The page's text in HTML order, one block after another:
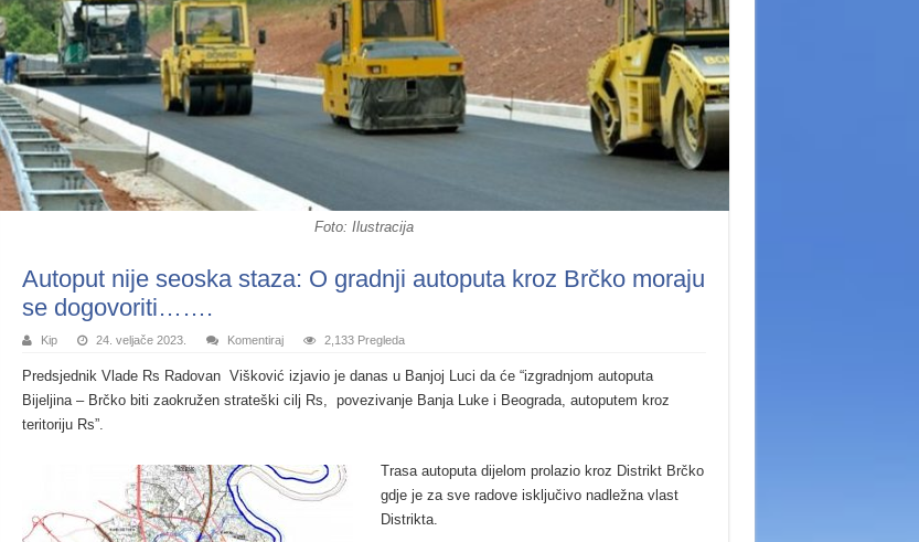
Foto: Ilustracija
Autoput nije seoska staza: O gradnji autoputa kroz Brčko moraju
se dogovoriti…….
Kip 24. veljače 2023. Komentiraj 2,133 Pregleda
Predsjednik Vlade Rs Radovan Višković izjavio je danas u Banjoj Luci da će “izgradnjom autoputa
Bijeljina – Brčko biti zaokružen strateški cilj Rs, povezivanje Banja Luke i Beograda, autoputem kroz
teritoriju Rs”.
Trasa autoputa dijelom prolazio kroz Distrikt Brčko
gdje je za sve radove isključivo nadležna vlast
Distrikta.